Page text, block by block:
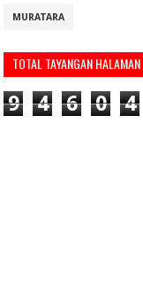
MURATARA
TOTAL TAYANGAN HALAMAN
9 4 6 0 4